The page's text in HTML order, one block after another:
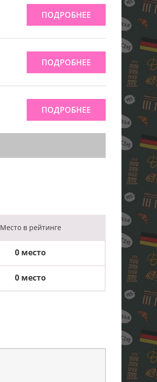
ПОДРОБНЕЕ
ПОДРОБНЕЕ
ПОДРОБНЕЕ
Место в рейтинге
0 место
0 место